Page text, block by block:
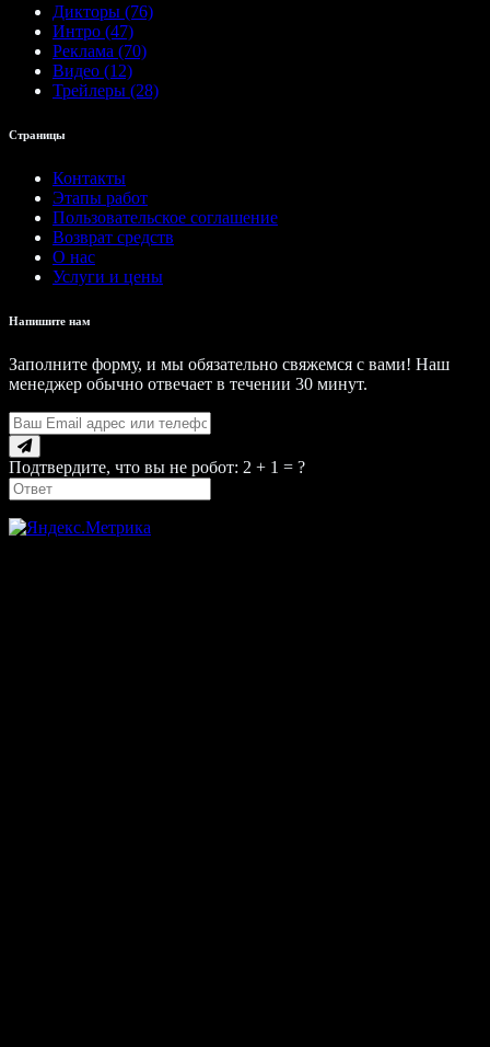
Дикторы (76)
Интро (47)
Реклама (70)
Видео (12)
Трейлеры (28)
Страницы
Контакты
Этапы работ
Пользовательское соглашение
Возврат средств
О нас
Услуги и цены
Напишите нам
Заполните форму, и мы обязательно свяжемся с вами! Наш
менеджер обычно отвечает в течении 30 минут.
Подтвердите, что вы не робот: 2 + 1 = ?